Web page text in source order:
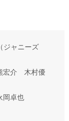
ジャニーズ
宏介 木村優
卓也